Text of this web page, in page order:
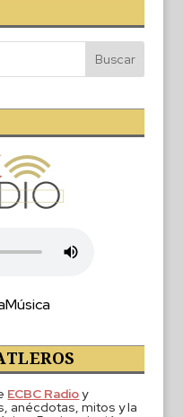
ECBC Radioy
anécdotas, mitos y la